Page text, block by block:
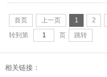
首页 上一页 1 2
转到第
页 跳转
相关链接：